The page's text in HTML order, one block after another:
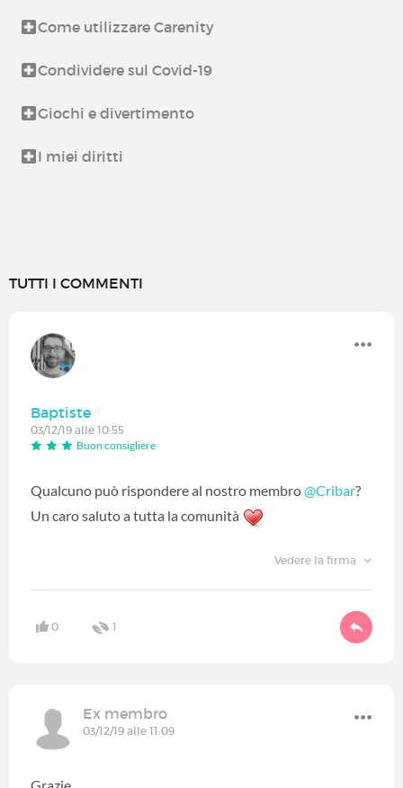
Come utilizzare Carenity
Condividere sul Covid-19
Giochi e divertimento
I miei diritti
TUTTI I COMMENTI
Baptiste
03/12/19 alle 10:55
Buon consigliere
Qualcuno può rispondere al nostro membro@Cribar‍?
Un caro saluto a tutta la comunità
Vedere la firma
0 1
Ex membro
03/12/19 alle 11:09